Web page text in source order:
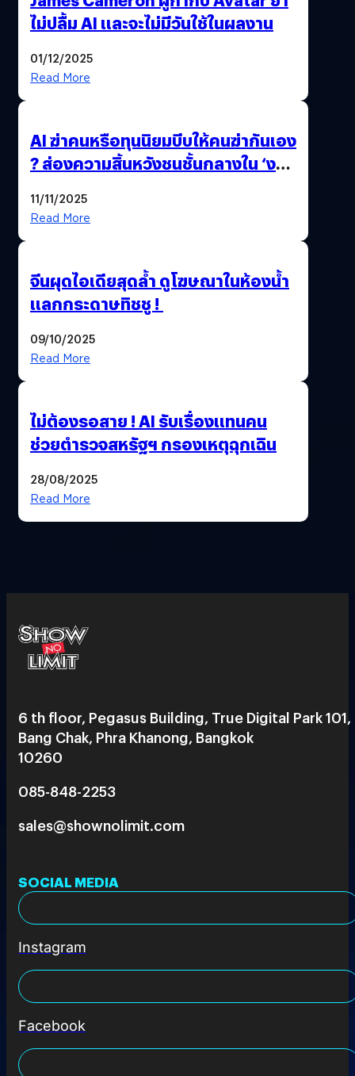
ไม่ปลื้ม AI และจะไม่มีวันใช้ในผลงาน
01/12/2025
Read More
AI ฆ่าคนหรือทุนนิยมบีบให้คนฆ่ากันเอง
? ส่องความสิ้นหวังชนชั้นกลางใน ‘งาน
11/11/2025
Read More
จีนผุดไอเดียสุดล้ำ ดูโฆษณาในห้องน้ำ
แลกกระดาษทิชชู !
09/10/2025
Read More
ไม่ต้องรอสาย ! AI รับเรื่องแทนคน
ช่วยตำรวจสหรัฐฯ กรองเหตุฉุกเฉิน
28/08/2025
Read More
6 th floor, Pegasus Building, True Digital Park 101,
Bang Chak, Phra Khanong, Bangkok
10260
085-848-2253
sales@shownolimit.com
SOCIAL MEDIA
Instagram
Facebook